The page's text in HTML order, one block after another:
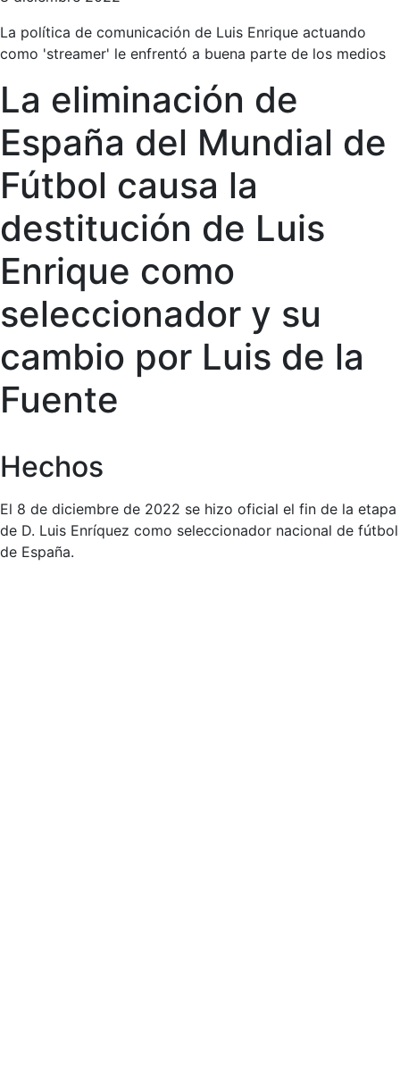
La política de comunicación de Luis Enrique actuando
como 'streamer' le enfrentó a buena parte de los medios
La eliminación de
España del Mundial de
Fútbol causa la
destitución de Luis
Enrique como
seleccionador y su
cambio por Luis de la
Fuente
Hechos
El 8 de diciembre de 2022 se hizo oficial el fin de la etapa
de D. Luis Enríquez como seleccionador nacional de fútbol
de España.